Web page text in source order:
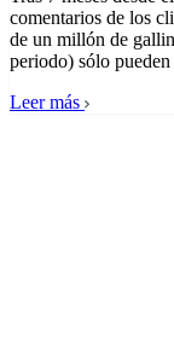
comentarios de los
de un millón de
periodo) sólo
Leer más